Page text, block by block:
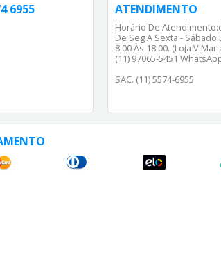
6955
ATENDIMENTO
Horário De
De Seg A Sexta - Sábado
8:00 Às 18:00. (Loja
(11) 97065-5451
SAC. (11) 5574-6955